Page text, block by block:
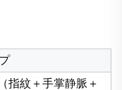
指紋＋手掌静脈＋